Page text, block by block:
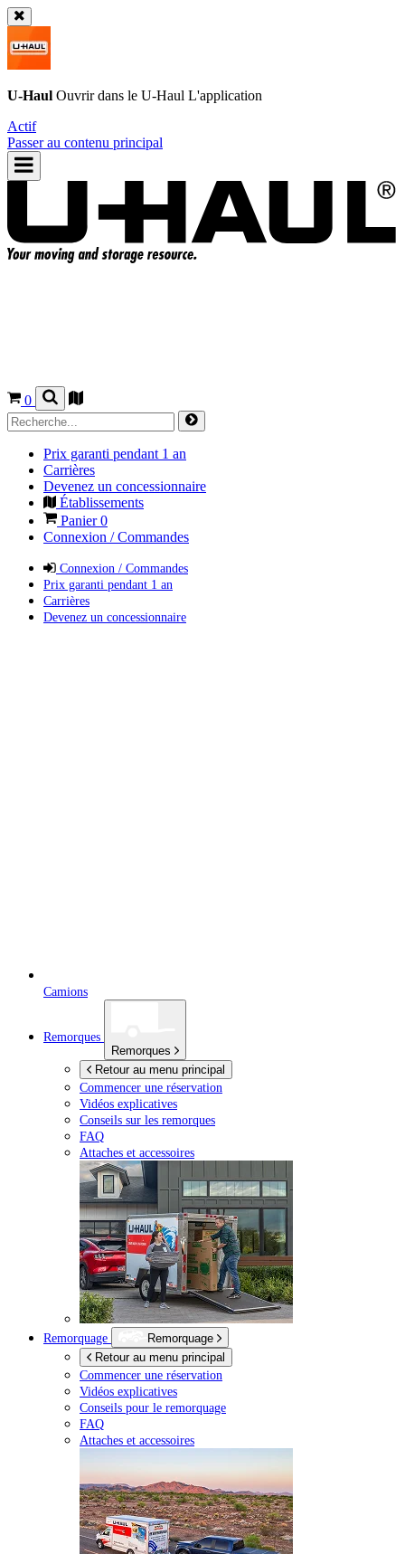
U-Haul Ouvrir dans le U-Haul L'application
Actif
Passer au contenu principal
0
Prix garanti pendant 1 an
Carrières
Devenez un concessionnaire
Établissements
Panier0
Connexion / Commandes
Connexion / Commandes
Prix garanti pendant 1 an
Carrières
Devenez un concessionnaire
Camions
Remorques
Remorques
Retour au menu principal
Commencer une réservation
Vidéos explicatives
Conseils sur les remorques
FAQ
Attaches et accessoires
Remorquage
Remorquage
Retour au menu principal
Commencer une réservation
Vidéos explicatives
Conseils pour le remorquage
FAQ
Attaches et accessoires